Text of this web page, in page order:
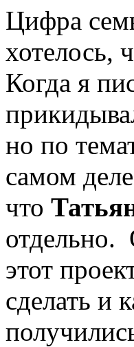
Цифра
хотелось,
Когда я
но по
самом
что
отдельно.
этот
сделать и